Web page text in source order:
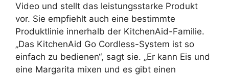
Video und stellt das leistungsstarke Produkt
vor. Sie empfiehlt auch eine bestimmte
Produktlinie innerhalb der KitchenAid-Familie.
„Das KitchenAid Go Cordless-System ist so
einfach zu bedienen“, sagt sie. „Er kann Eis und
eine Margarita mixen und es gibt einen